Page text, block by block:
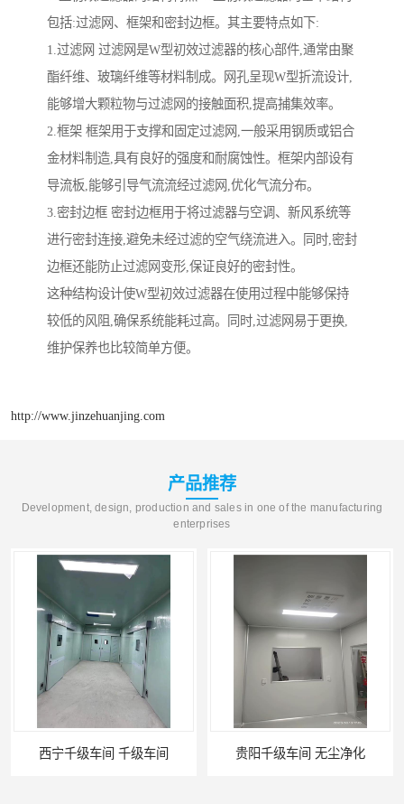
包括:过滤网、框架和密封边框。其主要特点如下:
1.过滤网 过滤网是W型初效过滤器的核心部件,通常由聚
酯纤维、玻璃纤维等材料制成。网孔呈现W型折流设计,
能够增大颗粒物与过滤网的接触面积,提高捕集效率。
2.框架 框架用于支撑和固定过滤网,一般采用钢质或铝合
金材料制造,具有良好的强度和耐腐蚀性。框架内部设有
导流板,能够引导气流流经过滤网,优化气流分布。
3.密封边框 密封边框用于将过滤器与空调、新风系统等
进行密封连接,避免未经过滤的空气绕流进入。同时,密封
边框还能防止过滤网变形,保证良好的密封性。
这种结构设计使W型初效过滤器在使用过程中能够保持
较低的风阻,确保系统能耗过高。同时,过滤网易于更换,
维护保养也比较简单方便。
http://www.jinzehuanjing.com
产品推荐
Development, design, production and sales in one of the manufacturing
enterprises
西宁千级车间 千级车间 贵阳千级车间 无尘净化